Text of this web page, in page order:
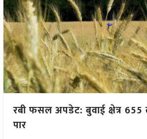
रबी फसल अपडेट: बुवाई क्षेत्र
पार